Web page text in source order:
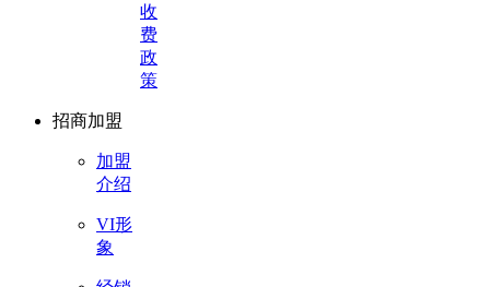
收
费
政
策
招商加盟
加盟
介绍
VI形
象